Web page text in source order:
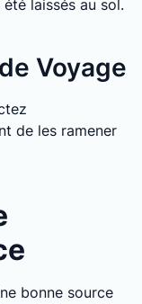
laissés au sol.
Voyage
de les ramener
bonne source